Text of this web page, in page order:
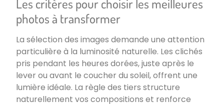
Les critères pour choisir les meilleures
photos à transformer
La sélection des images demande une attention
particulière à la luminosité naturelle. Les clichés
pris pendant les heures dorées, juste après le
lever ou avant le coucher du soleil, offrent une
lumière idéale. La règle des tiers structure
naturellement vos compositions et renforce